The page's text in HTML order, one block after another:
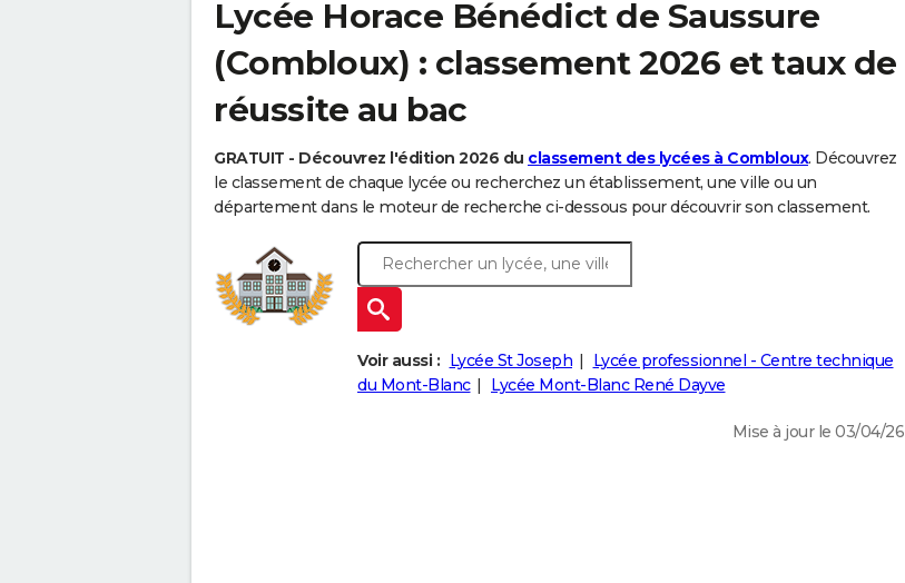
Lycée Horace Bénédict de Saussure
(Combloux) : classement 2026 et taux de
réussite au bac
GRATUIT - Découvrez l'édition 2026 du classement des lycées à Combloux. Découvrez
le classement de chaque lycée ou recherchez un établissement, une ville ou un
département dans le moteur de recherche ci-dessous pour découvrir son classement.
Voir aussi : Lycée St Joseph
Lycée professionnel - Centre technique
du Mont-Blanc
Lycée Mont-Blanc René Dayve
Mise à jour le 03/04/26